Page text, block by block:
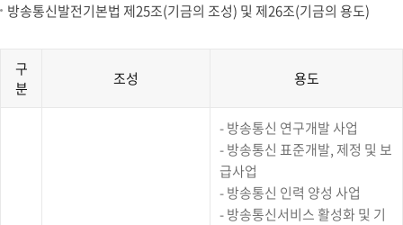
방송통신발전기본법 제25조(기금의 조성) 및 제26조(기금의 용도)
구
분
조성 용도
- 방송통신 연구개발 사업
- 방송통신 표준개발, 제정 및 보
급사업
- 방송통신 인력 양성 사업
- 방송통신서비스 활성화 및 기